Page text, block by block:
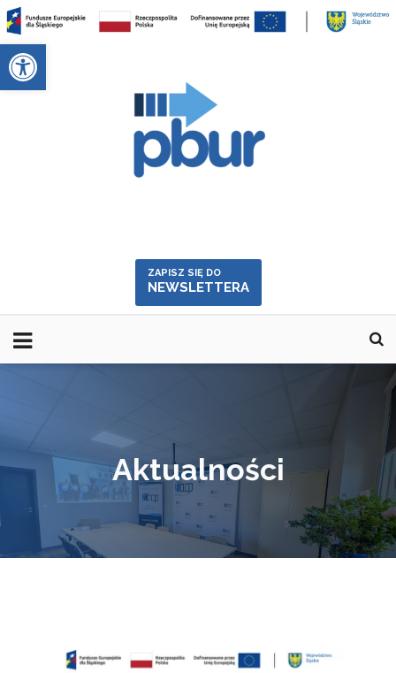
Otwórz pasek narzędzi
Skip
to
content
ZAPISZ SIĘ DO
NEWSLETTERA
Aktualności